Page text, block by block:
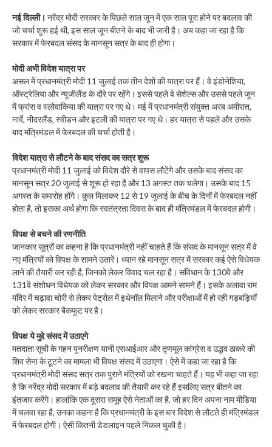
नई दिल्ली। नरेंद्र मोदी सरकार के पिछले साल जून में एक साल पूरा होने पर बदलाव की
जो चर्चा शुरू हई थी, इस साल जून बीतने के बाद भी जारी है। अब कहा जा रहा है कि
सरकार में फेरबदल संसद के मानसून सत्र के बाद ही होगा।
मोदी अभी विदेश यात्रा पर
असल में प्रधानमंत्री मोदी 11 जुलाई तक तीन देशों की यात्रा पर हैं। वे इंडोनेशिया,
ऑस्ट्रेलिया और न्यूजीलैंड के दौरे पर रहेंगे। इससे पहले वे सेशेल्स और उससे पहले जून
में फ्रांस व स्लोवाकिया की यात्रा पर गए थे। मई में प्रधानमंत्री संयुक्त अरब अमीरात,
नार्वे, नीदरलैंड, स्वीडन और इटली की यात्रा पर गए थे। हर यात्रा से पहले और उसके
बाद मंत्रिमंडल में फेरबदल की चर्चा होती है।
विदेश यात्रा से लौटने के बाद संसद का सत्र शुरू
प्रधानमंत्री मोदी 11 जुलाई को विदेश दौरे से वापस लौटेंगे और उसके बाद संसद का
मानसून सत्र 20 जुलाई से शूरू हो रहा है और 13 अगस्त तक चलेगा। उसके बाद 15
अगस्त के समारोह होंगे। कुल मिलाकर 12 से 19 जुलाई के बीच के दिनों में फेरबदल नहीं
होता है, तो इसका अर्थ होगा कि स्वतंत्रता दिवस के बाद ही मंत्रिमंडल में फेरबदल होगी।
विपक्ष से बचने की रणनीति
जानकार सूत्रों का कहना है कि प्रधानमंत्री नहीं चाहते हैं कि संसद के मानसून सत्र में वे
नए मंत्रियों को विपक्ष के सामने उतारें। ध्यान रहे मानसून सत्र में सरकार कई ऐसे विधेयक
लाने की तैयारी कर रही है, जिनको लेकर विवाद चल रहा है। संविधान के 130वें और
131वें संशोधन विधेयक को लेकर सरकार और विपक्ष आमने सामने हैं। इसके अलावा राम
मंदिर में चढ़ावा चोरी से लेकर पेट्रोल में इथेनॉल मिलाने और परीक्षाओं में हो रही गड़बड़ियों
को लेकर सरकार बैकफुट पर है।
विपक्ष ये मुद्दे संसद में उठाएगे
मतदाता सूची के गहन पुनरीक्षण यानी एसआईआर और तृणमूल कांग्रेस व उद्धव ठाकरे की
शिव सेना के टूटने का मामला भी विपक्ष संसद में उठाएगा। ऐसे में कहा जा रहा है कि
प्रधानमंत्री मोदी संसद सत्र तक पुराने मंत्रियों को रखना चाहते हैं। यह भी कहा जा रहा
है कि नरेंद्र मोदी सरकार में बड़े बदलाव की तैयारी कर रहे हैं इसलिए सत्र बीतने का
इंतजार करेंगे। हालांकि एक दूसरा समूह ऐसे नेताओं का है, जो हर दिन अपना नाम मीडिया
में चलवा रहा है, उनका कहना है कि प्रधानमंत्री के इस बार विदेश से लौटते ही मंत्रिमंडल
में फेरबदल होगी। ऐसी कितनी डेडलाइन पहले निकल चुकी है।